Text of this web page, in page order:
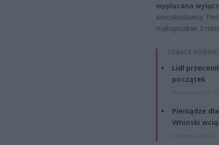
wypłacana
wnioskodawcę.
maksymalnie 3
ZOBACZ
Lidl
początek
Pieniądze
Wnioski